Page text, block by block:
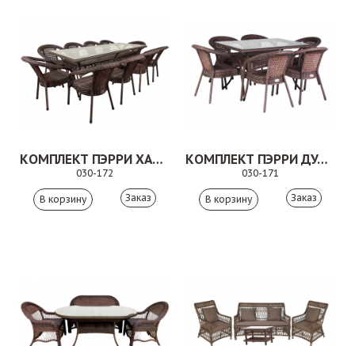
КОМПЛЕКТ ПЭРРИ ХАЙ КОРИЧНЕВЫЙ
030-172
Заказ
КОМПЛЕКТ ПЭРРИ ДУО КОРИЧНЕВЫЙ
030-171
Заказ